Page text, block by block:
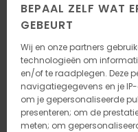
BEPAAL ZELF WAT
GEBEURT
Wij en onze partners
technologieën om
en/of te raadplegen. Deze
navigatiegegevens en je
om je gepersonaliseerde
presenteren; om de
meten; om